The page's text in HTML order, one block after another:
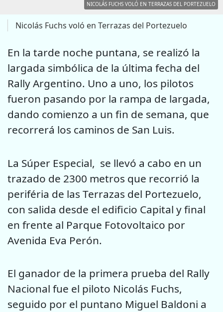
NICOLÁS FUCHS VOLÓ EN TERRAZAS DEL PORTEZUELO
Nicolás Fuchs voló en Terrazas del Portezuelo
En la tarde noche puntana, se realizó la
largada simbólica de la última fecha del
Rally Argentino. Uno a uno, los pilotos
fueron pasando por la rampa de largada,
dando comienzo a un fin de semana, que
recorrerá los caminos de San Luis.
La Súper Especial, se llevó a cabo en un
trazado de 2300 metros que recorrió la
periféria de las Terrazas del Portezuelo,
con salida desde el edificio Capital y final
en frente al Parque Fotovoltaico por
Avenida Eva Perón.
El ganador de la primera prueba del Rally
Nacional fue el piloto Nicolás Fuchs,
seguido por el puntano Miguel Baldoni a